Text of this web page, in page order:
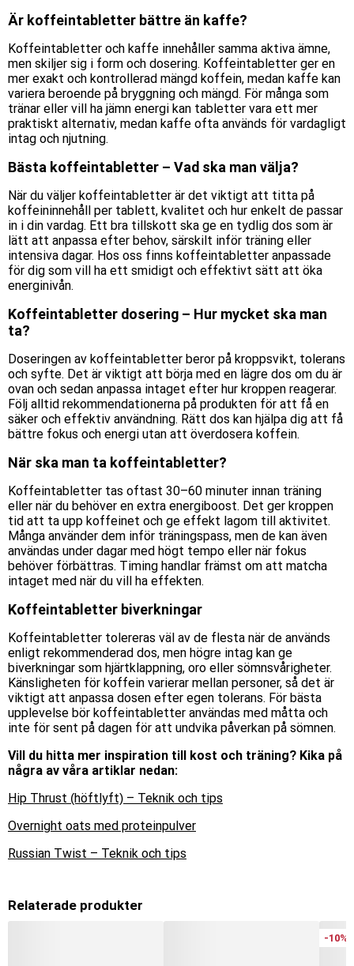
Är koffeintabletter bättre än kaffe?
Koffeintabletter och kaffe innehåller samma aktiva ämne,
men skiljer sig i form och dosering. Koffeintabletter ger en
mer exakt och kontrollerad mängd koffein, medan kaffe kan
variera beroende på bryggning och mängd. För många som
tränar eller vill ha jämn energi kan tabletter vara ett mer
praktiskt alternativ, medan kaffe ofta används för vardagligt
intag och njutning.
Bästa koffeintabletter – Vad ska man välja?
När du väljer koffeintabletter är det viktigt att titta på
koffeininnehåll per tablett, kvalitet och hur enkelt de passar
in i din vardag. Ett bra tillskott ska ge en tydlig dos som är
lätt att anpassa efter behov, särskilt inför träning eller
intensiva dagar. Hos oss finns koffeintabletter anpassade
för dig som vill ha ett smidigt och effektivt sätt att öka
energinivån.
Koffeintabletter dosering – Hur mycket ska man
ta?
Doseringen av koffeintabletter beror på kroppsvikt, tolerans
och syfte. Det är viktigt att börja med en lägre dos om du är
ovan och sedan anpassa intaget efter hur kroppen reagerar.
Följ alltid rekommendationerna på produkten för att få en
säker och effektiv användning. Rätt dos kan hjälpa dig att få
bättre fokus och energi utan att överdosera koffein.
När ska man ta koffeintabletter?
Koffeintabletter tas oftast 30–60 minuter innan träning
eller när du behöver en extra energiboost. Det ger kroppen
tid att ta upp koffeinet och ge effekt lagom till aktivitet.
Många använder dem inför träningspass, men de kan även
användas under dagar med högt tempo eller när fokus
behöver förbättras. Timing handlar främst om att matcha
intaget med när du vill ha effekten.
Koffeintabletter biverkningar
Koffeintabletter tolereras väl av de flesta när de används
enligt rekommenderad dos, men högre intag kan ge
biverkningar som hjärtklappning, oro eller sömnsvårigheter.
Känsligheten för koffein varierar mellan personer, så det är
viktigt att anpassa dosen efter egen tolerans. För bästa
upplevelse bör koffeintabletter användas med måtta och
inte för sent på dagen för att undvika påverkan på sömnen.
Vill du hitta mer inspiration till kost och träning? Kika på
några av våra artiklar nedan:
Hip Thrust (höftlyft) – Teknik och tips
Overnight oats med proteinpulver
Russian Twist – Teknik och tips
Relaterade produkter
-10%